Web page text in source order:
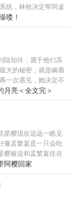
统，林牧决定帮同桌
了情书，误以为是写
学生啊！ 谁敢找她表
林牧恳请校花别告诉
喽！
陆知许，属于他们高
大的秘密，就是瞒着
一次遇见，她决定不
。 拿着高中时期的
他的证据。 “陆知许，
知道的是，陆知许也
，甚至比她还要
两个月。” 后来，言
高一时送给他的画，
裱了起来，从高一到
当时特别用心写上的
字。 最美好的事物
在暗恋着你。
月亮＜全文完＞
星樱现在远远一瞧见
像孟繁宴是一只会吃
樱被迫和孟繁宴住在
发抖，又惊又怂的
水和大蒜了，很难闻
阿樱回家